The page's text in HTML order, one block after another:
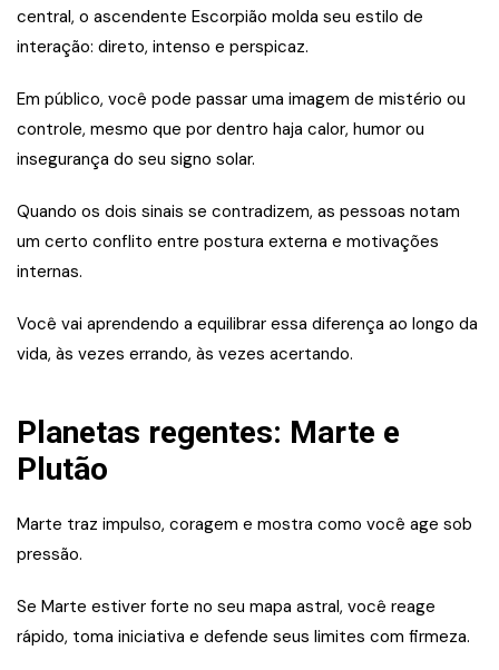
central, o ascendente Escorpião molda seu estilo de
interação: direto, intenso e perspicaz.
Em público, você pode passar uma imagem de mistério ou
controle, mesmo que por dentro haja calor, humor ou
insegurança do seu signo solar.
Quando os dois sinais se contradizem, as pessoas notam
um certo conflito entre postura externa e motivações
internas.
Você vai aprendendo a equilibrar essa diferença ao longo da
vida, às vezes errando, às vezes acertando.
Planetas regentes: Marte e
Plutão
Marte traz impulso, coragem e mostra como você age sob
pressão.
Se Marte estiver forte no seu mapa astral, você reage
rápido, toma iniciativa e defende seus limites com firmeza.